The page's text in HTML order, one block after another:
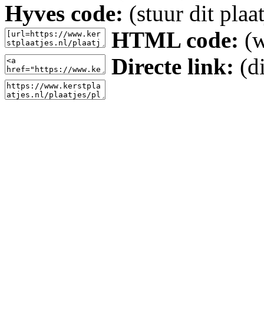
Hyves code: (stuur dit
HTML code:
Directe link: